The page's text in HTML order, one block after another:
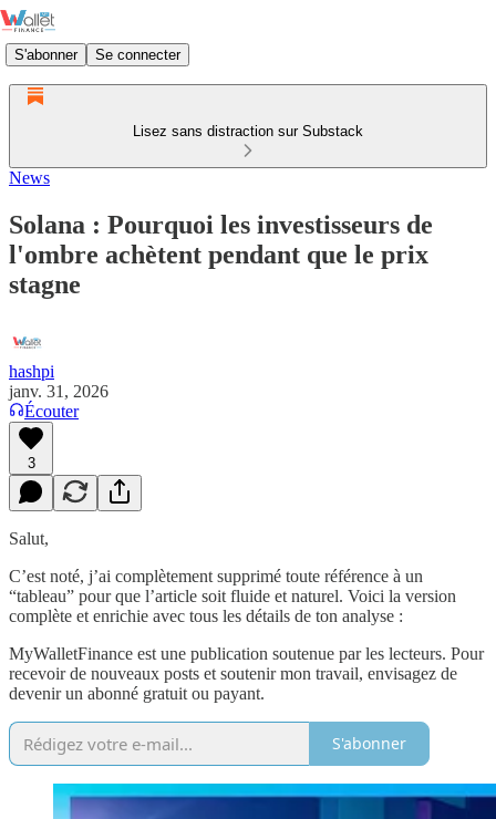
S'abonner Se connecter
Lisez sans distraction sur Substack
News
Solana : Pourquoi les investisseurs de
l'ombre achètent pendant que le prix
stagne
hashpi
janv. 31, 2026
Écouter
3
Salut,
C’est noté, j’ai complètement supprimé toute référence à un
“tableau” pour que l’article soit fluide et naturel. Voici la version
complète et enrichie avec tous les détails de ton analyse :
MyWalletFinance est une publication soutenue par les lecteurs. Pour
recevoir de nouveaux posts et soutenir mon travail, envisagez de
devenir un abonné gratuit ou payant.
S'abonner